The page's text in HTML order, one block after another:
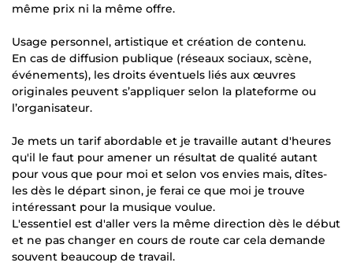
même prix ni la même offre.
Usage personnel, artistique et création de contenu.
En cas de diffusion publique (réseaux sociaux, scène,
événements), les droits éventuels liés aux œuvres
originales peuvent s’appliquer selon la plateforme ou
l’organisateur.
Je mets un tarif abordable et je travaille autant d'heures
qu'il le faut pour amener un résultat de qualité autant
pour vous que pour moi et selon vos envies mais, dîtes-
les dès le départ sinon, je ferai ce que moi je trouve
intéressant pour la musique voulue.
L'essentiel est d'aller vers la même direction dès le début
et ne pas changer en cours de route car cela demande
souvent beaucoup de travail.